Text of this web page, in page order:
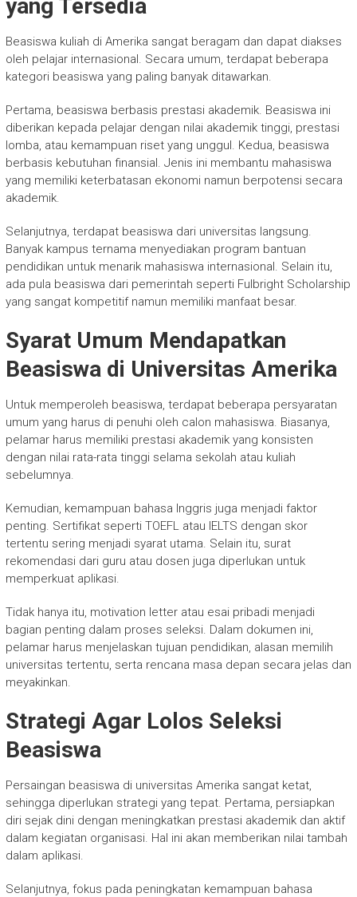
yang Tersedia
Beasiswa kuliah di Amerika sangat beragam dan dapat diakses
oleh pelajar internasional. Secara umum, terdapat beberapa
kategori beasiswa yang paling banyak ditawarkan.
Pertama, beasiswa berbasis prestasi akademik. Beasiswa ini
diberikan kepada pelajar dengan nilai akademik tinggi, prestasi
lomba, atau kemampuan riset yang unggul. Kedua, beasiswa
berbasis kebutuhan finansial. Jenis ini membantu mahasiswa
yang memiliki keterbatasan ekonomi namun berpotensi secara
akademik.
Selanjutnya, terdapat beasiswa dari universitas langsung.
Banyak kampus ternama menyediakan program bantuan
pendidikan untuk menarik mahasiswa internasional. Selain itu,
ada pula beasiswa dari pemerintah seperti Fulbright Scholarship
yang sangat kompetitif namun memiliki manfaat besar.
Syarat Umum Mendapatkan
Beasiswa di Universitas Amerika
Untuk memperoleh beasiswa, terdapat beberapa persyaratan
umum yang harus di penuhi oleh calon mahasiswa. Biasanya,
pelamar harus memiliki prestasi akademik yang konsisten
dengan nilai rata-rata tinggi selama sekolah atau kuliah
sebelumnya.
Kemudian, kemampuan bahasa Inggris juga menjadi faktor
penting. Sertifikat seperti TOEFL atau IELTS dengan skor
tertentu sering menjadi syarat utama. Selain itu, surat
rekomendasi dari guru atau dosen juga diperlukan untuk
memperkuat aplikasi.
Tidak hanya itu, motivation letter atau esai pribadi menjadi
bagian penting dalam proses seleksi. Dalam dokumen ini,
pelamar harus menjelaskan tujuan pendidikan, alasan memilih
universitas tertentu, serta rencana masa depan secara jelas dan
meyakinkan.
Strategi Agar Lolos Seleksi
Beasiswa
Persaingan beasiswa di universitas Amerika sangat ketat,
sehingga diperlukan strategi yang tepat. Pertama, persiapkan
diri sejak dini dengan meningkatkan prestasi akademik dan aktif
dalam kegiatan organisasi. Hal ini akan memberikan nilai tambah
dalam aplikasi.
Selanjutnya, fokus pada peningkatan kemampuan bahasa